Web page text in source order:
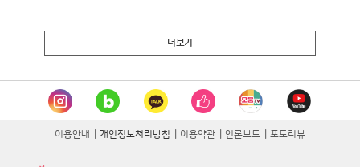
더보기
이용안내 개인정보처리방침 이용약관 언론보도 포토리뷰